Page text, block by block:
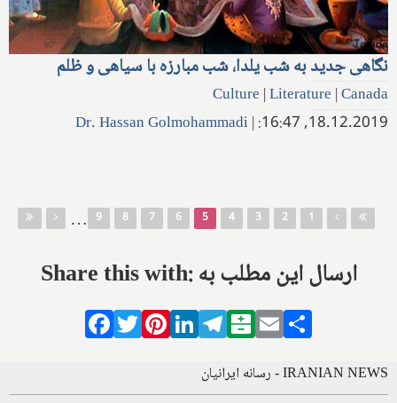
نگاهی جدید به شب یلدا، شب مبارزه با سیاهی و ظلم
Culture |Literature |Canada
18.12.2019, 16:47:
|
Dr. Hassan Golmohammadi
1
2
3
4
5
6
7
8
9
…
Share this with: ارسال این مطلب به
Facebook
TwitterPinterestLinkedIn
Telegram
Balatarin
Email
IRANIAN NEWS - رسانه ایرانیان